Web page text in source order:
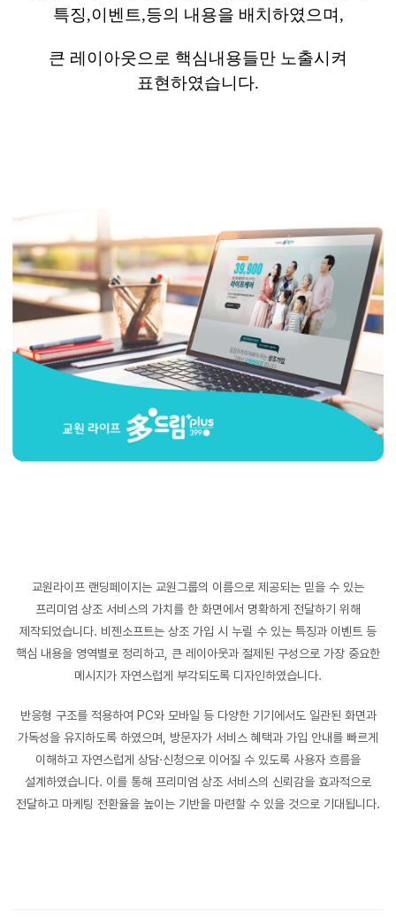
특징,이벤트,등의 내용을 배치하였으며,
큰 레이아웃으로 핵심내용들만 노출시켜
표현하였습니다.
교원라이프 랜딩페이지는 교원그룹의 이름으로 제공되는 믿을 수 있는
프리미엄 상조 서비스의 가치를 한 화면에서 명확하게 전달하기 위해
제작되었습니다. 비젠소프트는 상조 가입 시 누릴 수 있는 특징과 이벤트 등
핵심 내용을 영역별로 정리하고, 큰 레이아웃과 절제된 구성으로 가장 중요한
메시지가 자연스럽게 부각되도록 디자인하였습니다.
반응형 구조를 적용하여 PC와 모바일 등 다양한 기기에서도 일관된 화면과
가독성을 유지하도록 하였으며, 방문자가 서비스 혜택과 가입 안내를 빠르게
이해하고 자연스럽게 상담·신청으로 이어질 수 있도록 사용자 흐름을
설계하였습니다. 이를 통해 프리미엄 상조 서비스의 신뢰감을 효과적으로
전달하고 마케팅 전환율을 높이는 기반을 마련할 수 있을 것으로 기대됩니다.